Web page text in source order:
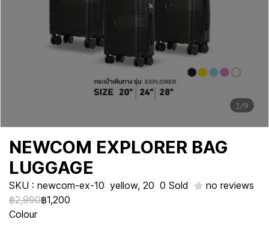
1/9
NEWCOM EXPLORER BAG
LUGGAGE
SKU : newcom-ex-10 yellow, 20 0 Sold
no reviews
฿2,990฿1,200
Colour